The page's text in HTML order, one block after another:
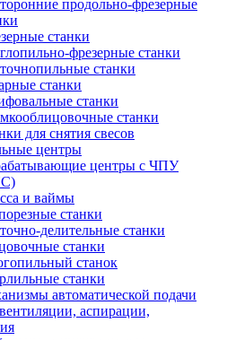
продольно-фрезерные
станки
фрезерные станки
станки
станки
станки
станки
для снятия свесов
центры
центры с ЧПУ
и ваймы
станки
делительные станки
станки
станок
станки
автоматической подачи
аспирации,